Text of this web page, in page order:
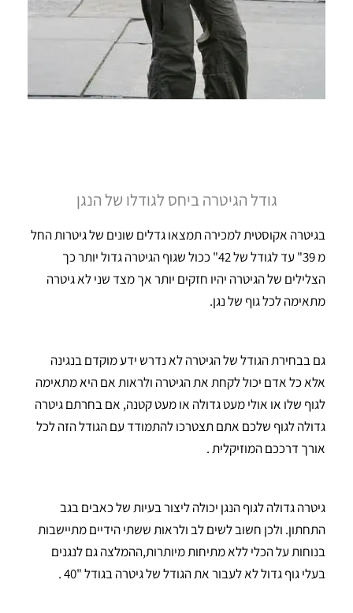
גודל הגיטרה ביחס לגודלו של הנגן
בגיטרה אקוסטית למכירה תמצאו גדלים שונים של גיטרות החל
מ 39" עד לגודל של 42" ככול שגוף הגיטרה גדול יותר כך
הצלילים של הגיטרה יהיו חזקים יותר אך מצד שני לא גיטרה
מתאימה לכל גוף של נגן.
גם בבחירת הגודל של הגיטרה לא נדרש ידע מוקדם בנגינה
אלא כל אדם יכול לקחת את הגיטרה ולראות אם היא מתאימה
לגוף שלו או אולי מעט גדולה או מעט קטנה, אם בחרתם גיטרה
גדולה לגוף שלכם אתם תצטרכו להתמודד עם הגודל הזה לכל
אורך דרככם המוזיקלית .
גיטרה גדולה לגוף הנגן יכולה ליצור בעיות של כאבים בגב
התחתון. ולכן חשוב לשים לב ולראות ששתי הידיים מתיישבות
בנוחות על הכלי ללא מתיחות מיותרות,ההמלצה גם לנגנים
בעלי גוף גדול לא לעבור את הגודל של גיטרה בגודל "40 .